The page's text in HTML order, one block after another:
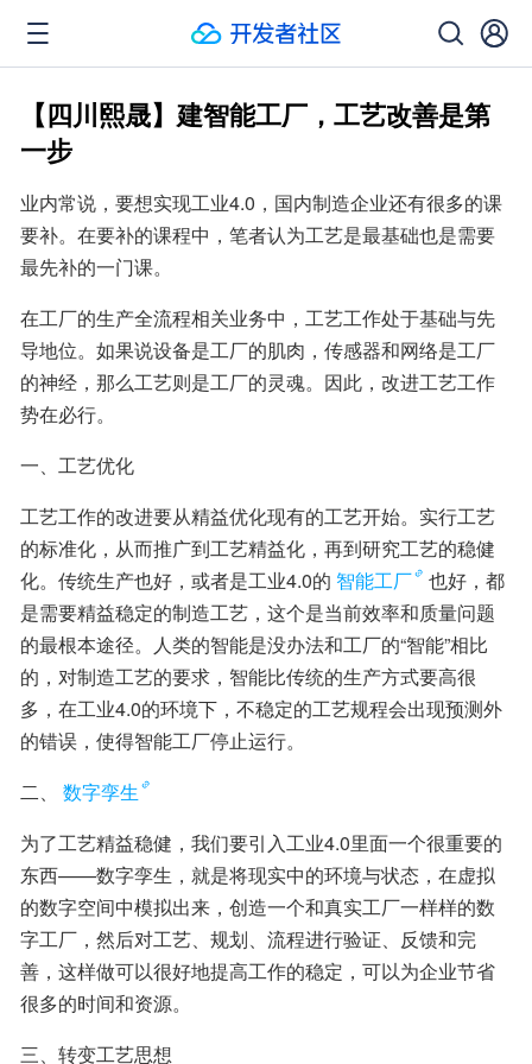
【四川熙晟】建智能工厂，工艺改善是第
一步
业内常说，要想实现工业4.0，国内制造企业还有很多的课
要补。在要补的课程中，笔者认为工艺是最基础也是需要
最先补的一门课。
在工厂的生产全流程相关业务中，工艺工作处于基础与先
导地位。如果说设备是工厂的肌肉，传感器和网络是工厂
的神经，那么工艺则是工厂的灵魂。因此，改进工艺工作
势在必行。
一、工艺优化
工艺工作的改进要从精益优化现有的工艺开始。实行工艺
的标准化，从而推广到工艺精益化，再到研究工艺的稳健
化。传统生产也好，或者是工业4.0的 智能工厂
也好，都
是需要精益稳定的制造工艺，这个是当前效率和质量问题
的最根本途径。人类的智能是没办法和工厂的“智能”相比
的，对制造工艺的要求，智能比传统的生产方式要高很
多，在工业4.0的环境下，不稳定的工艺规程会出现预测外
的错误，使得智能工厂停止运行。
二、
数字孪生
为了工艺精益稳健，我们要引入工业4.0里面一个很重要的
东西——数字孪生，就是将现实中的环境与状态，在虚拟
的数字空间中模拟出来，创造一个和真实工厂一样样的数
字工厂，然后对工艺、规划、流程进行验证、反馈和完
善，这样做可以很好地提高工作的稳定，可以为企业节省
很多的时间和资源。
三、转变工艺思想